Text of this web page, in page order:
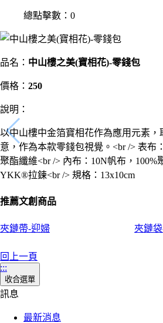
總點擊數：0
品名： 中山樓之美(寶相花)-零錢包
價格： 250
說明：
以中山樓中金箔寶相花作為應用元素
意，作為本款零錢包視覺。<br /> 表布
聚酯纖維<br /> 內布：10N帆布，100%
YKK®拉鍊<br /> 規格：13x10cm
推薦文創商品
夾鏈帶-迎婦 夾鏈
回上一頁
:::
收合選單
訊息
最新消息